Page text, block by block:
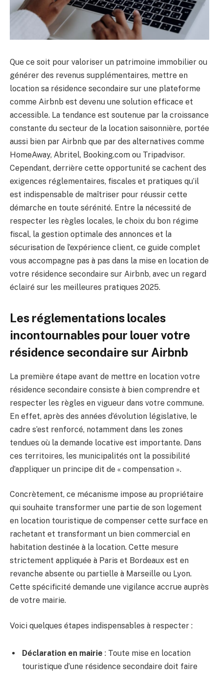
Que ce soit pour valoriser un patrimoine immobilier ou
générer des revenus supplémentaires, mettre en
location sa résidence secondaire sur une plateforme
comme Airbnb est devenu une solution efficace et
accessible. La tendance est soutenue par la croissance
constante du secteur de la location saisonnière, portée
aussi bien par Airbnb que par des alternatives comme
HomeAway, Abritel, Booking.com ou Tripadvisor.
Cependant, derrière cette opportunité se cachent des
exigences réglementaires, fiscales et pratiques qu’il
est indispensable de maîtriser pour réussir cette
démarche en toute sérénité. Entre la nécessité de
respecter les règles locales, le choix du bon régime
fiscal, la gestion optimale des annonces et la
sécurisation de l’expérience client, ce guide complet
vous accompagne pas à pas dans la mise en location de
votre résidence secondaire sur Airbnb, avec un regard
éclairé sur les meilleures pratiques 2025.
Les réglementations locales
incontournables pour louer votre
résidence secondaire sur Airbnb
La première étape avant de mettre en location votre
résidence secondaire consiste à bien comprendre et
respecter les règles en vigueur dans votre commune.
En effet, après des années d’évolution législative, le
cadre s’est renforcé, notamment dans les zones
tendues où la demande locative est importante. Dans
ces territoires, les municipalités ont la possibilité
d’appliquer un principe dit de « compensation ».
Concrètement, ce mécanisme impose au propriétaire
qui souhaite transformer une partie de son logement
en location touristique de compenser cette surface en
rachetant et transformant un bien commercial en
habitation destinée à la location. Cette mesure
strictement appliquée à Paris et Bordeaux est en
revanche absente ou partielle à Marseille ou Lyon.
Cette spécificité demande une vigilance accrue auprès
de votre mairie.
Voici quelques étapes indispensables à respecter :
Déclaration en mairie : Toute mise en location
touristique d’une résidence secondaire doit faire